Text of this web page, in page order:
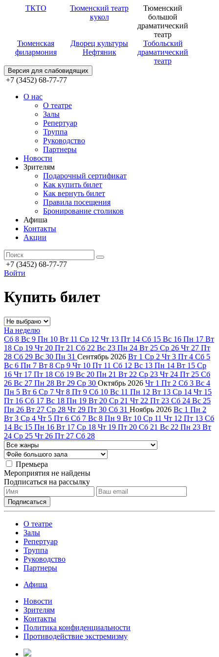
ТКТО
Тюменский театр
кукол
Тюменский
большой
драматический
театр
Тюменская
филармония
Дворец культуры
Нефтяник
Тобольский
драматический
театр
Версия для слабовидящих
+7 (3452) 68-77-77
О нас
О театре
Залы
Репертуар
Труппа
Руководство
Партнеры
Новости
Зрителям
Подарочный сертификат
Как купить билет
Как вернуть билет
Правила посещения
Бронирование столиков
Афиша
Контакты
Акции
+7 (3452) 68-77-77
Войти
Купить билет
На неделю
Сб 8 Вс 9 Пн 10 Вт 11 Ср 12 Чт 13 Пт 14 Сб 15 Вс 16 Пн 17 Вт
18 Ср 19 Чт 20 Пт 21 Сб 22 Вс 23 Пн 24 Вт 25 Ср 26 Чт 27 Пт
28 Сб 29 Вс 30 Пн 31 Сентябрь 2026 Вт 1 Ср 2 Чт 3 Пт 4 Сб 5
Вс 6 Пн 7 Вт 8 Ср 9 Чт 10 Пт 11 Сб 12 Вс 13 Пн 14 Вт 15 Ср
16 Чт 17 Пт 18 Сб 19 Вс 20 Пн 21 Вт 22 Ср 23 Чт 24 Пт 25 Сб
26 Вс 27 Пн 28 Вт 29 Ср 30 Октябрь 2026 Чт 1 Пт 2 Сб 3 Вс 4
Пн 5 Вт 6 Ср 7 Чт 8 Пт 9 Сб 10 Вс 11 Пн 12 Вт 13 Ср 14 Чт 15
Пт 16 Сб 17 Вс 18 Пн 19 Вт 20 Ср 21 Чт 22 Пт 23 Сб 24 Вс 25
Пн 26 Вт 27 Ср 28 Чт 29 Пт 30 Сб 31 Ноябрь 2026 Вс 1 Пн 2
Вт 3 Ср 4 Чт 5 Пт 6 Сб 7 Вс 8 Пн 9 Вт 10 Ср 11 Чт 12 Пт 13 Сб
14 Вс 15 Пн 16 Вт 17 Ср 18 Чт 19 Пт 20 Сб 21 Вс 22 Пн 23 Вт
24 Ср 25 Чт 26 Пт 27 Сб 28
Премьера
Мероприятия не найдены
Подписаться на рассылку
О театре
Залы
Репертуар
Труппа
Руководство
Партнеры
Афиша
Новости
Зрителям
Контакты
Политика конфиденциальности
Противодействие экстремизму